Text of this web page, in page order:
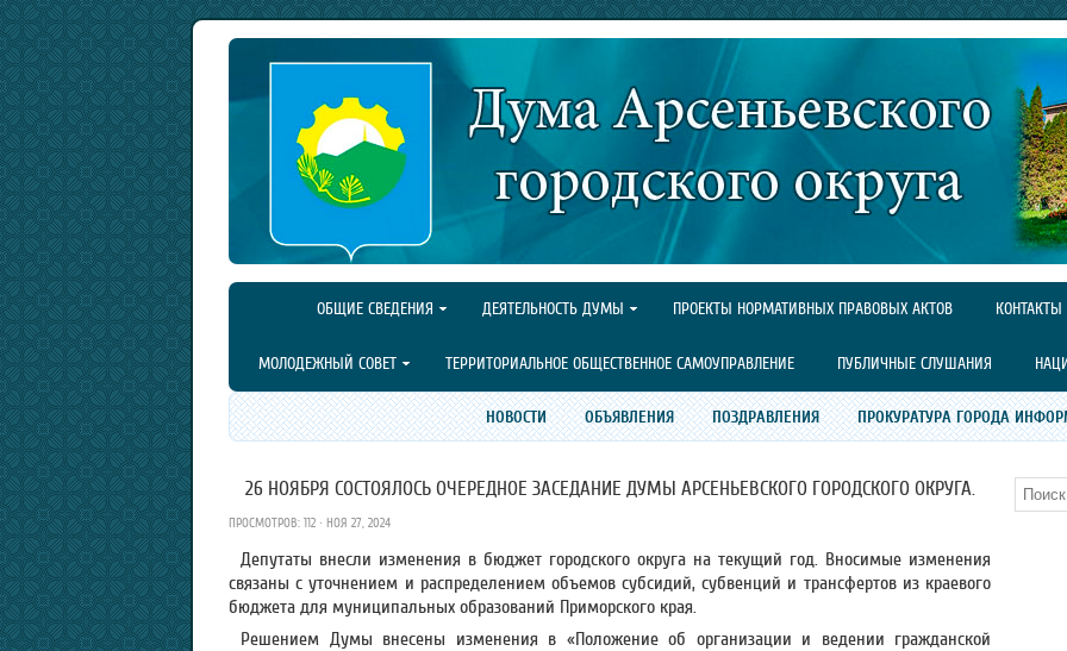
ОБЩИЕ СВЕДЕНИЯ ДЕЯТЕЛЬНОСТЬ ДУМЫ ПРОЕКТЫ НОРМАТИВНЫХ ПРАВОВЫХ АКТОВ КОНТАКТЫ
МОЛОДЕЖНЫЙ СОВЕТ ТЕРРИТОРИАЛЬНОЕ ОБЩЕСТВЕННОЕ САМОУПРАВЛЕНИЕ ПУБЛИЧНЫЕ СЛУШАНИЯ
НОВОСТИ ОБЪЯВЛЕНИЯ ПОЗДРАВЛЕНИЯ ПРОКУРАТУРА ГОРОДА
26 НОЯБРЯ СОСТОЯЛОСЬ ОЧЕРЕДНОЕ ЗАСЕДАНИЕ ДУМЫ АРСЕНЬЕВСКОГО ГОРОДСКОГО ОКРУГА.
ПРОСМОТРОВ: 112 · НОЯ 27, 2024
Депутаты внесли изменения в бюджет городского округа на текущий год. Вносимые изменения
связаны с уточнением и распределением объемов субсидий, субвенций и трансфертов из краевого
бюджета для муниципальных образований Приморского края.
Решением Думы внесены изменения в «Положение об организации и ведении гражданской
Поиск